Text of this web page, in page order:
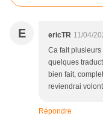
E ericTR 11/04/
Ca fait
quelques
bien fait,
reviendrai
Répondre